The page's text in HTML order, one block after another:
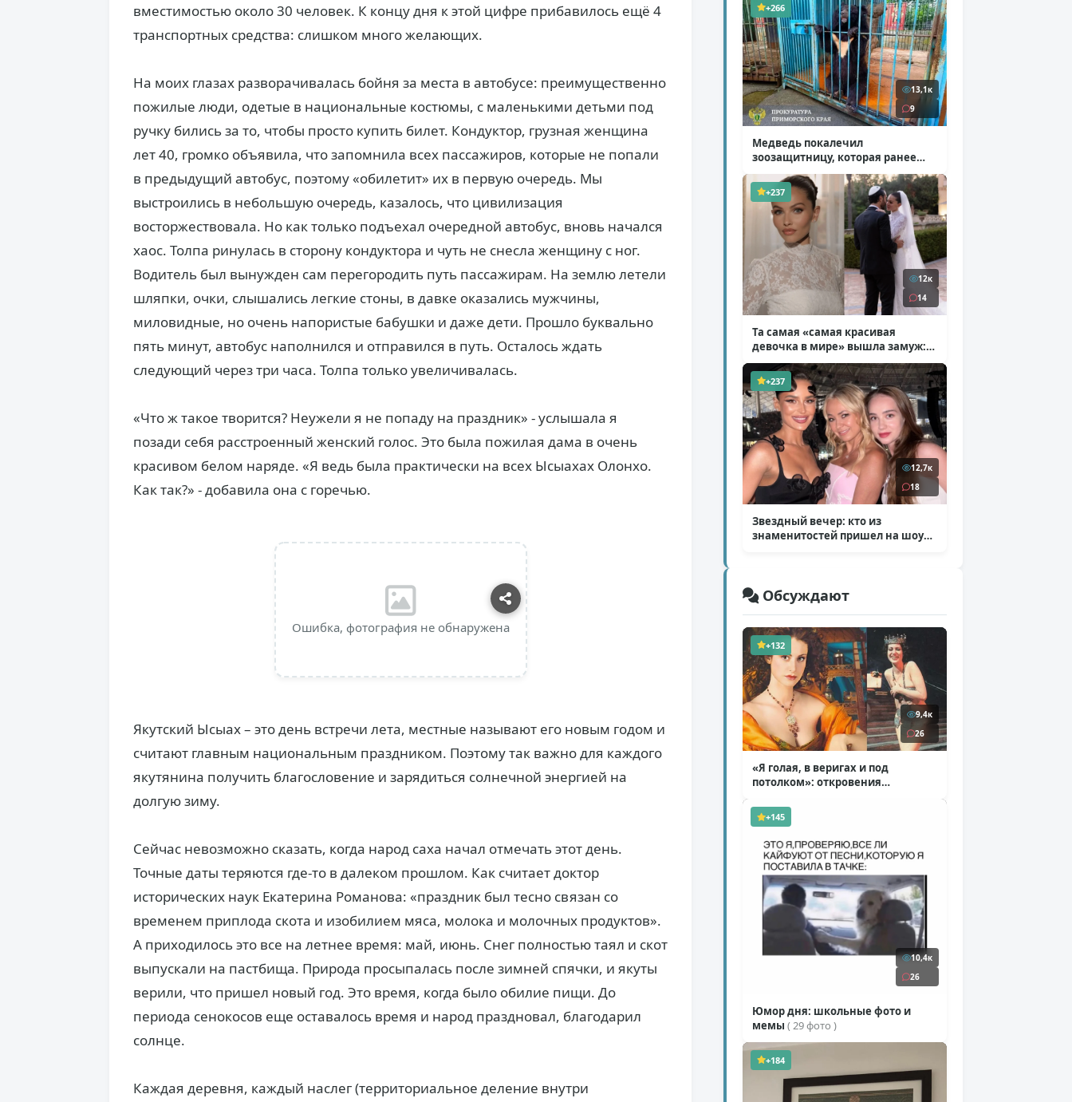
вместимостью около 30 человек. К концу дня к этой цифре прибавилось ещё 4
транспортных средства: слишком много желающих.
На моих глазах разворачивалась бойня за места в автобусе: преимущественно
пожилые люди, одетые в национальные костюмы, с маленькими детьми под
ручку бились за то, чтобы просто купить билет. Кондуктор, грузная женщина
лет 40, громко объявила, что запомнила всех пассажиров, которые не попали
в предыдущий автобус, поэтому «обилетит» их в первую очередь. Мы
выстроились в небольшую очередь, казалось, что цивилизация
восторжествовала. Но как только подъехал очередной автобус, вновь начался
хаос. Толпа ринулась в сторону кондуктора и чуть не снесла женщину с ног.
Водитель был вынужден сам перегородить путь пассажирам. На землю летели
шляпки, очки, слышались легкие стоны, в давке оказались мужчины,
миловидные, но очень напористые бабушки и даже дети. Прошло буквально
пять минут, автобус наполнился и отправился в путь. Осталось ждать
следующий через три часа. Толпа только увеличивалась.
«Что ж такое творится? Неужели я не попаду на праздник» - услышала я
позади себя расстроенный женский голос. Это была пожилая дама в очень
красивом белом наряде. «Я ведь была практически на всех Ысыахах Олонхо.
Как так?» - добавила она с горечью.
Ошибка, фотография не обнаружена
Якутский Ысыах – это день встречи лета, местные называют его новым годом и
считают главным национальным праздником. Поэтому так важно для каждого
якутянина получить благословение и зарядиться солнечной энергией на
долгую зиму.
Сейчас невозможно сказать, когда народ саха начал отмечать этот день.
Точные даты теряются где-то в далеком прошлом. Как считает доктор
исторических наук Екатерина Романова: «праздник был тесно связан со
временем приплода скота и изобилием мяса, молока и молочных продуктов».
А приходилось это все на летнее время: май, июнь. Снег полностью таял и скот
выпускали на пастбища. Природа просыпалась после зимней спячки, и якуты
верили, что пришел новый год. Это время, когда было обилие пищи. До
периода сенокосов еще оставалось время и народ праздновал, благодарил
солнце.
Каждая деревня, каждый наслег (территориальное деление внутри
+266
13,1к
9
Медведь покалечил
зоозащитницу, которая ранее
уже потеряла ногу( 4 фото )
+237
12к
14
Та самая «самая красивая
девочка в мире» вышла замуж:
фото со свадьбы Тилан Блондо
( 13 фото )
+237
12,7к
18
Звездный вечер: кто из
знаменитостей пришел на шоу
Обсуждают
+132
9,4к
26
«Я голая, в веригах и под
потолком»: откровения
( 11 фото )
+145
10,4к
26
Юмор дня: школьные фото и
мемы ( 29 фото )
+184